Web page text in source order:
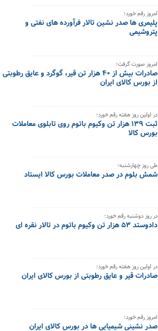
امروز رقم خورد؛
پلیمری ها صدر نشین تالار فرآورده های نفتی و
پتروشیمی
امروز صورت گرفت؛
صادرات بیش از ۴۰ هزار تن قیر، گوگرد و عایق رطوبتی
از بورس کالای ایران
در اولین روز هفته رقم خورد؛
ثبت ۱۳۹ هزار تن وکیوم باتوم روی تابلوی معاملات
بورس کالا
طی روز چهارشنبه؛
شمش بلوم در صدر معاملات بورس کالا ایستاد
در روز دوشنبه رقم خورد؛
دادوستد ۵۳ هزار تن وکیوم باتوم در تالار نقره ای
در اولین روز هفته رقم خورد؛
صادرات قیر و عایق رطوبتی از بورس کالای ایران
امروز رقم خورد؛
صدر نشینی شیمیایی ها در بورس کالای ایران